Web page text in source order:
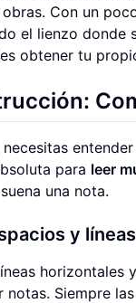
Con un
el lienzo
obtener tu
para leer
una nota.
y
horizontales
Siempre